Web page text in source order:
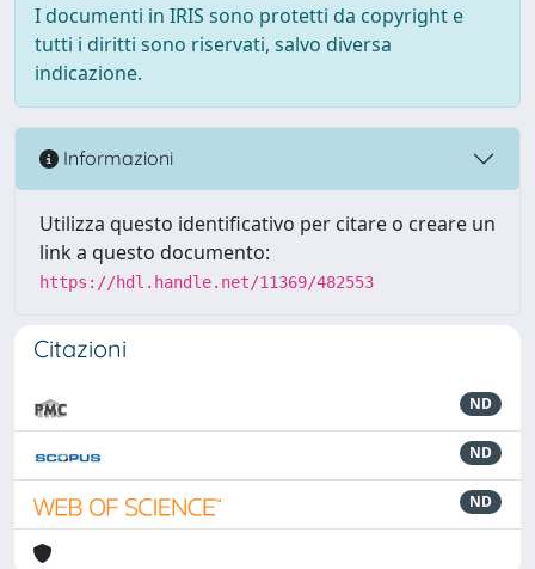
I documenti in IRIS sono protetti da copyright e
tutti i diritti sono riservati, salvo diversa
indicazione.
Informazioni
Utilizza questo identificativo per citare o creare un
link a questo documento:
https://hdl.handle.net/11369/482553
Citazioni
ND
ND
ND